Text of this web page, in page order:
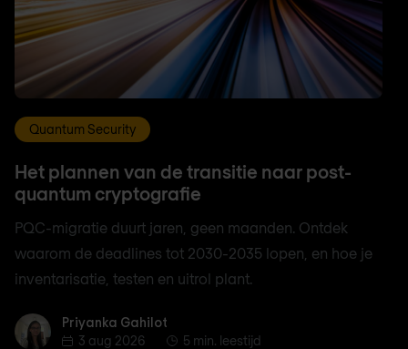
Quantum Security
Het plannen van de transitie naar post-
quantum cryptografie
PQC-migratie duurt jaren, geen maanden. Ontdek
waarom de deadlines tot 2030-2035 lopen, en hoe je
inventarisatie, testen en uitrol plant.
Priyanka Gahilot
Priyanka Gahilot
3 aug 2026
5 min. leestijd